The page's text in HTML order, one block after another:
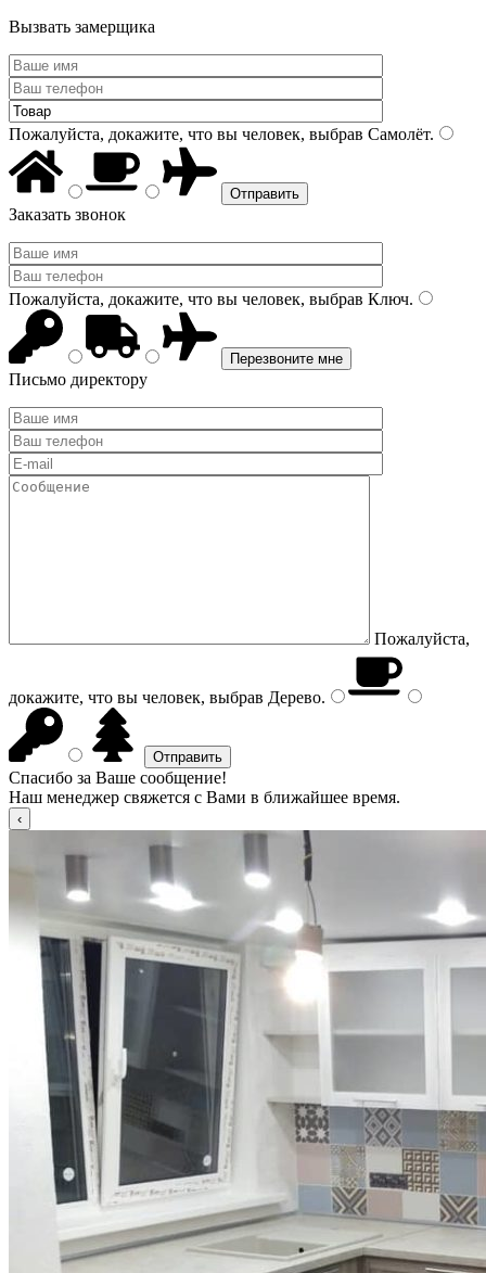
Вызвать замерщика
Пожалуйста, докажите, что вы человек, выбрав Самолёт.
Заказать звонок
Пожалуйста, докажите, что вы человек, выбрав Ключ.
Письмо директору
Пожалуйста,
докажите, что вы человек, выбрав Дерево.
Спасибо за Ваше сообщение!
Наш менеджер свяжется с Вами в ближайшее время.